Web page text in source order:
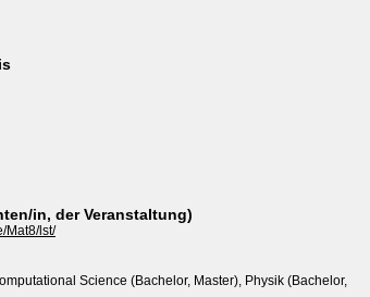
in, der Veranstaltung)
Mat8/lst/
Science (Bachelor, Master), Physik (Bachelor,